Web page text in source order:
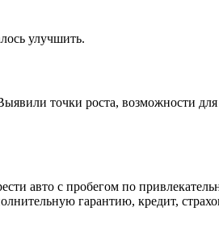
улучшить.
точки роста, возможности
авто с пробегом по
гарантию, кредит,